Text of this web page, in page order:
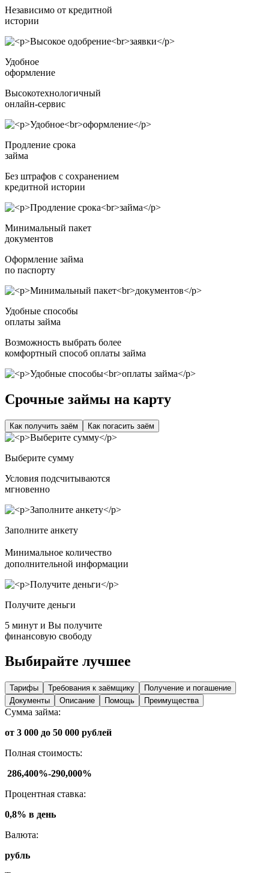
Независимо от кредитной
истории
Удобное
оформление
Высокотехнологичный
онлайн-сервис
Продление срока
займа
Без штрафов с сохранением
кредитной истории
Минимальный пакет
документов
Оформление займа
по паспорту
Удобные способы
оплаты займа
Возможность выбрать более
комфортный способ оплаты займа
Срочные займы на карту
Как получить заём Как погасить заём
Выберите сумму
Условия подсчитываются
мгновенно
Заполните анкету
Минимальное количество
дополнительной информации
Получите деньги
5 минут и Вы получите
финансовую свободу
Выбирайте лучшее
Тарифы Требования к заёмщику
Получение и погашение
Документы
Описание Помощь Преимущества
Сумма займа:
от 3 000 до 50 000 рублей
Полная стоимость:
286,400%-290,000%
Процентная ставка:
0,8% в день
Валюта:
рубль